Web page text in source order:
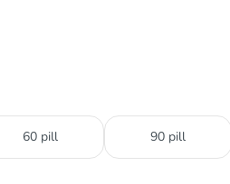
60 pill 90 pill